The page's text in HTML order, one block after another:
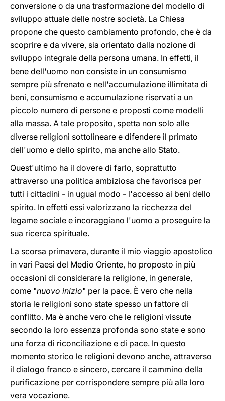
conversione o da una trasformazione del modello di
sviluppo attuale delle nostre società. La Chiesa
propone che questo cambiamento profondo, che è da
scoprire e da vivere, sia orientato dalla nozione di
sviluppo integrale della persona umana. In effetti, il
bene dell'uomo non consiste in un consumismo
sempre più sfrenato e nell'accumulazione illimitata di
beni, consumismo e accumulazione riservati a un
piccolo numero di persone e proposti come modelli
alla massa. A tale proposito, spetta non solo alle
diverse religioni sottolineare e difendere il primato
dell'uomo e dello spirito, ma anche allo Stato.
Quest'ultimo ha il dovere di farlo, soprattutto
attraverso una politica ambiziosa che favorisca per
tutti i cittadini - in ugual modo - l'accesso ai beni dello
spirito. In effetti essi valorizzano la ricchezza del
legame sociale e incoraggiano l'uomo a proseguire la
sua ricerca spirituale.
La scorsa primavera, durante il mio viaggio apostolico
in vari Paesi del Medio Oriente, ho proposto in più
occasioni di considerare la religione, in generale,
come "nuovo inizio" per la pace. È vero che nella
storia le religioni sono state spesso un fattore di
conflitto. Ma è anche vero che le religioni vissute
secondo la loro essenza profonda sono state e sono
una forza di riconciliazione e di pace. In questo
momento storico le religioni devono anche, attraverso
il dialogo franco e sincero, cercare il cammino della
purificazione per corrispondere sempre più alla loro
vera vocazione.